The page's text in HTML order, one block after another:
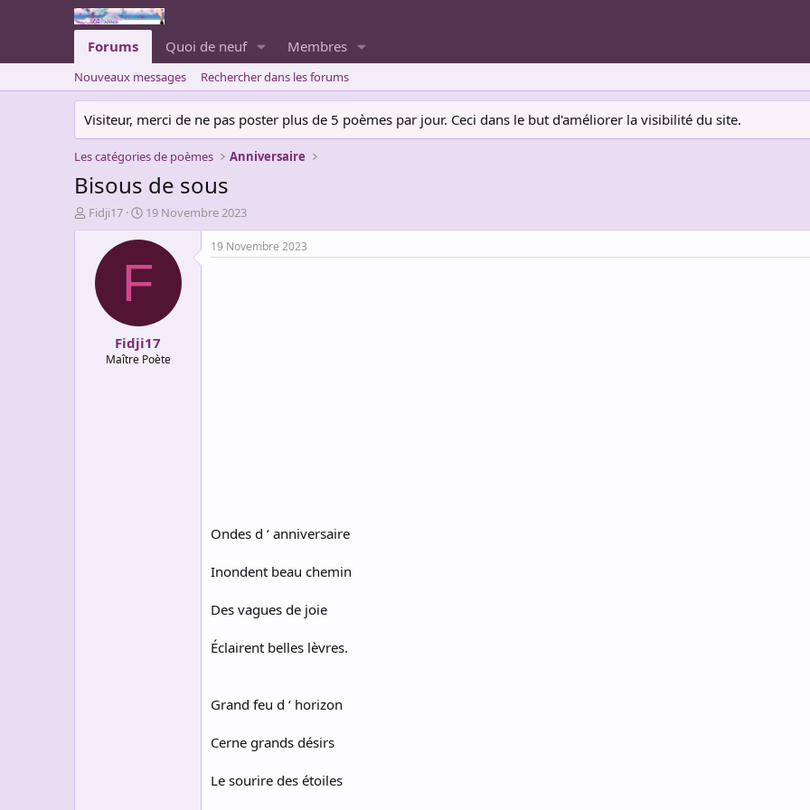
Forums Quoi de neuf Membres
Nouveaux messages Rechercher dans les forums
Visiteur, merci de ne pas poster plus de 5 poèmes par jour. Ceci dans le but d'améliorer la visibilité du site.
Les catégories de poèmes Anniversaire
Bisous de sous
A
u
Fidji17
D
a
t
é
b
u
19 Novembre 2023
F
Fidji17
Maître Poète
19 Novembre 2023
Ondes d ‘ anniversaire
Inondent beau chemin
Des vagues de joie
Éclairent belles lèvres.
Grand feu d ‘ horizon
Cerne grands désirs
Le sourire des étoiles